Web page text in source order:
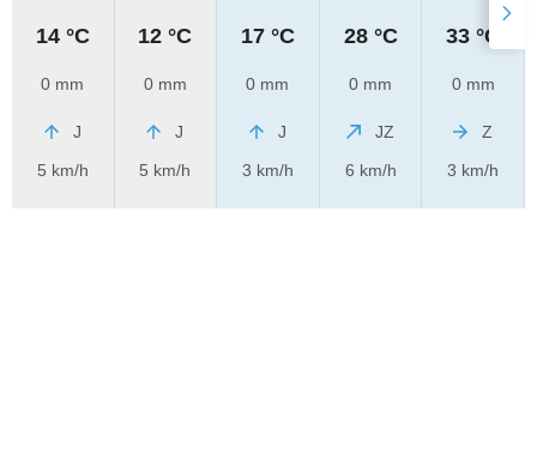
14 °C
0 mm
J
5 km/h
12 °C
0 mm
J
5 km/h
17 °C
0 mm
J
3 km/h
28 °C
0 mm
JZ
6 km/h
33 °C
0 mm
Z
3 km/h